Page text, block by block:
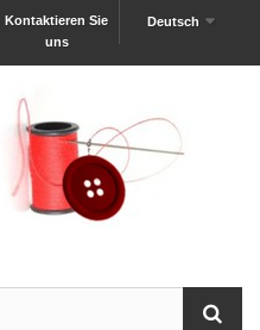
Deutsch
Kontaktieren Sie
uns